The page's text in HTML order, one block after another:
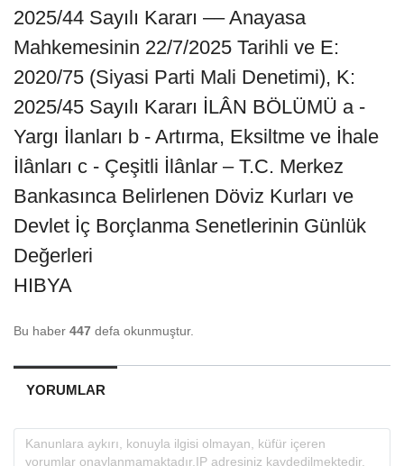
2025/44 Sayılı Kararı –– Anayasa
Mahkemesinin 22/7/2025 Tarihli ve E:
2020/75 (Siyasi Parti Mali Denetimi), K:
2025/45 Sayılı Kararı İLÂN BÖLÜMÜ a -
Yargı İlanları b - Artırma, Eksiltme ve İhale
İlânları c - Çeşitli İlânlar – T.C. Merkez
Bankasınca Belirlenen Döviz Kurları ve
Devlet İç Borçlanma Senetlerinin Günlük
Değerleri
HIBYA
Bu haber 447 defa okunmuştur.
YORUMLAR